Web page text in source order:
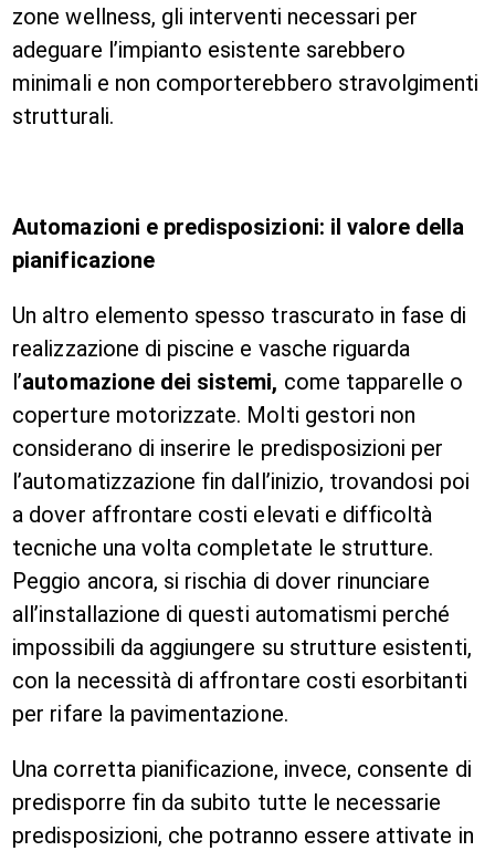
zone wellness, gli interventi necessari per
adeguare l’impianto esistente sarebbero
minimali e non comporterebbero stravolgimenti
strutturali.
Automazioni e predisposizioni: il valore della
pianificazione
Un altro elemento spesso trascurato in fase di
realizzazione di piscine e vasche riguarda
l’automazione dei sistemi, come tapparelle o
coperture motorizzate. Molti gestori non
considerano di inserire le predisposizioni per
l’automatizzazione fin dall’inizio, trovandosi poi
a dover affrontare costi elevati e difficoltà
tecniche una volta completate le strutture.
Peggio ancora, si rischia di dover rinunciare
all’installazione di questi automatismi perché
impossibili da aggiungere su strutture esistenti,
con la necessità di affrontare costi esorbitanti
per rifare la pavimentazione.
Una corretta pianificazione, invece, consente di
predisporre fin da subito tutte le necessarie
predisposizioni, che potranno essere attivate in